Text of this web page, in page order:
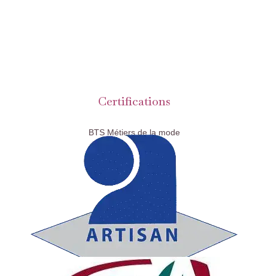
Certifications
BTS Métiers de la mode